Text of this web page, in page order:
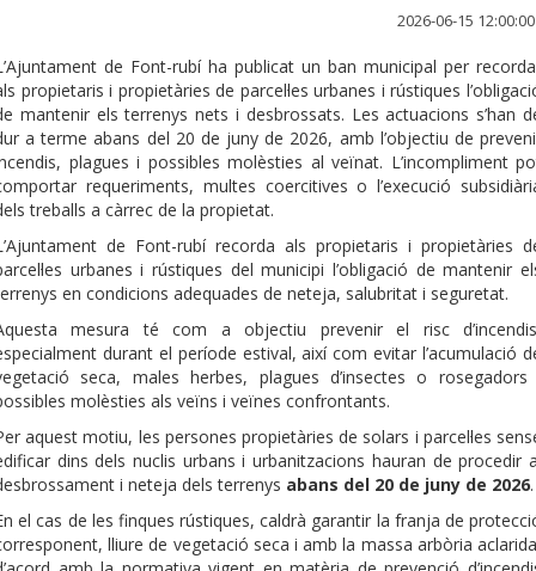
2026-06-15 12:00:00
de Font-rubí ha publicat un ban municipal per
propietaris i propietàries de parcel·les urbanes i rústiques
mantenir els terrenys nets i desbrossats. Les actuacions s’han
a terme abans del 20 de juny de 2026, amb l’objectiu de
plagues i possibles molèsties al veïnat. L’incompliment
requeriments, multes coercitives o l’execució
treballs a càrrec de la propietat.
de Font-rubí recorda als propietaris i propietàries
urbanes i rústiques del municipi l’obligació de mantenir
en condicions adequades de neteja, salubritat i seguretat.
mesura té com a objectiu prevenir el risc
durant el període estival, així com evitar l’acumulació
seca, males herbes, plagues d’insectes o
molèsties als veïns i veïnes confrontants.
aquest motiu, les persones propietàries de solars i parcel·les
dins dels nuclis urbans i urbanitzacions hauran de procedir
i neteja dels terrenys abans del 20 de juny de 2026.
el cas de les finques rústiques, caldrà garantir la franja de
lliure de vegetació seca i amb la massa arbòria